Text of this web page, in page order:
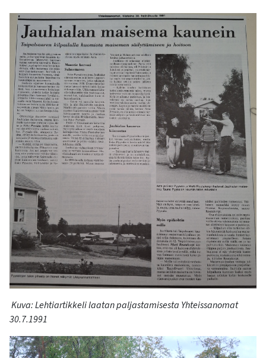
Kuva: Lehtiartikkeli laatan paljastamisesta Yhteissanomat
30.7.1991